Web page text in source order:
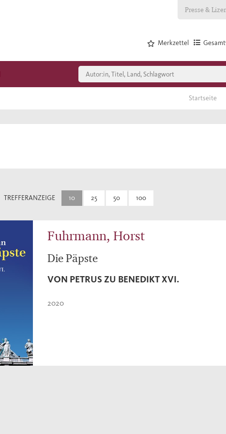
Presse &
Merkzettel
Startseite
TREFFERANZEIGE 10 25 50 100
Fuhrmann, Horst
Die Päpste
VON PETRUS ZU BENEDIKT XVI.
2020